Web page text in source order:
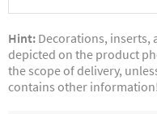
Hint: Decorations, inserts,
depicted on the product
the scope of delivery,
contains other information!